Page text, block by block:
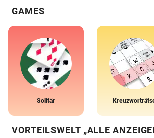
GAMES
Solitär
VORTEILSWELT „ALLE